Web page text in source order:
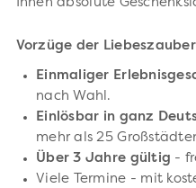
Ihnen absolute
Vorzüge der
Einmaliger
nach Wahl.
Einlösbar in ganz
mehr als 25
Über 3 Jahre gültig -
Viele Termine - mit